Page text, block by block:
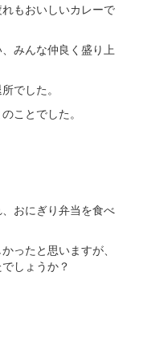
もおいしいカレーで
みんな仲良く盛り上
でした。
ことでした。
おにぎり弁当を食べ
ったと思いますが、
しょうか？